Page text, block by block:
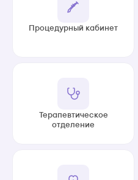
Процедурный кабинет
Терапевтическое
отделение